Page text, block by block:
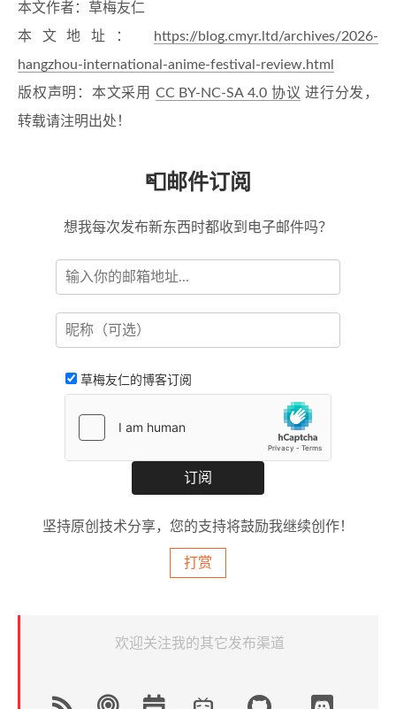
本文作者：草梅友仁
本文地址：
https://blog.cmyr.ltd/archives/2026-
hangzhou-international-anime-festival-review.html
版权声明：本文采用 CC BY-NC-SA 4.0 协议 进行分发，
转载请注明出处！
📮邮件订阅
想我每次发布新东西时都收到电子邮件吗？
草梅友仁的博客订阅
坚持原创技术分享，您的支持将鼓励我继续创作！
打赏
欢迎关注我的其它发布渠道